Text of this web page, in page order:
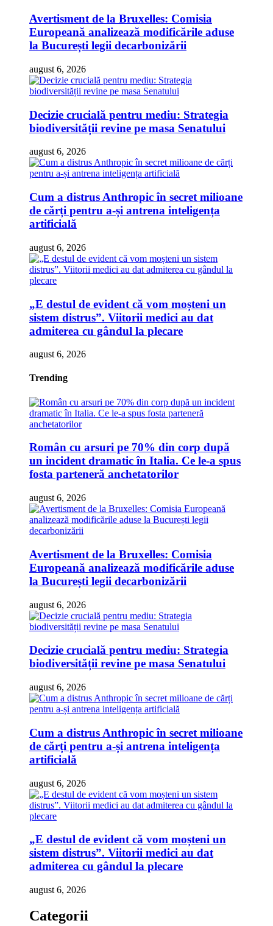
Avertisment de la Bruxelles: Comisia
Europeană analizează modificările aduse
la București legii decarbonizării
august 6, 2026
Decizie crucială pentru mediu: Strategia
biodiversității revine pe masa Senatului
august 6, 2026
Cum a distrus Anthropic în secret milioane
de cărți pentru a-și antrena inteligența
artificială
august 6, 2026
„E destul de evident că vom moșteni un
sistem distrus”. Viitorii medici au dat
admiterea cu gândul la plecare
august 6, 2026
Trending
Român cu arsuri pe 70% din corp după
un incident dramatic în Italia. Ce le-a spus
fosta parteneră anchetatorilor
august 6, 2026
Avertisment de la Bruxelles: Comisia
Europeană analizează modificările aduse
la București legii decarbonizării
august 6, 2026
Decizie crucială pentru mediu: Strategia
biodiversității revine pe masa Senatului
august 6, 2026
Cum a distrus Anthropic în secret milioane
de cărți pentru a-și antrena inteligența
artificială
august 6, 2026
„E destul de evident că vom moșteni un
sistem distrus”. Viitorii medici au dat
admiterea cu gândul la plecare
august 6, 2026
Categorii